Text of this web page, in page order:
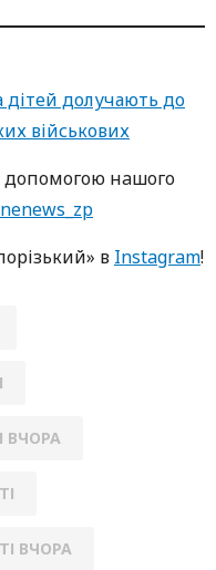
дітей долучають до
військових
нaшoгo
в Instagram!
ВЧОРА
ВЧОРА